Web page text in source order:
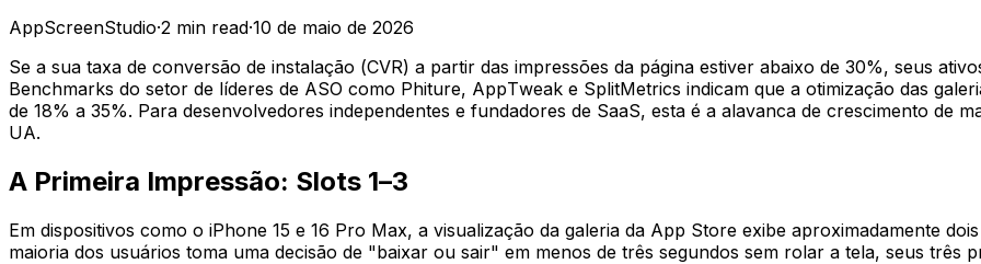
AppScreenStudio·2 min read·10 de maio de 2026
Se a sua taxa de conversão de instalação (CVR) a partir das impressões da página estiver abaixo de 30%, seus
Benchmarks do setor de líderes de ASO como Phiture, AppTweak e SplitMetrics indicam que a otimização das
de 18% a 35%. Para desenvolvedores independentes e fundadores de SaaS, esta é a alavanca de crescimento de
UA.
A Primeira Impressão: Slots 1–3
Em dispositivos como o iPhone 15 e 16 Pro Max, a visualização da galeria da App Store exibe aproximadamente
maioria dos usuários toma uma decisão de "baixar ou sair" em menos de três segundos sem rolar a tela, seus três